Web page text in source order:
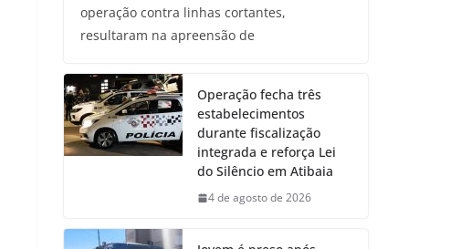
operação contra linhas cortantes,
resultaram na apreensão de
Operação fecha três
estabelecimentos
durante fiscalização
integrada e reforça Lei
do Silêncio em Atibaia
4 de agosto de 2026